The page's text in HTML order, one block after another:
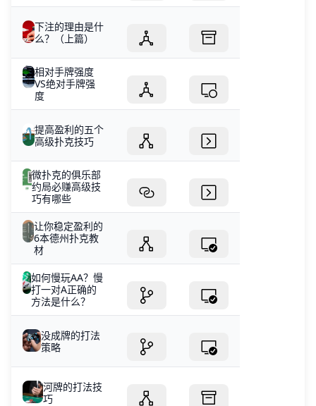
下注的理由是什
么？（上篇）
相对手牌强度
VS绝对手牌强
度
提高盈利的五个
高级扑克技巧
微扑克的俱乐部
约局必赚高级技
巧有哪些
让你稳定盈利的
6本德州扑克教
材
如何慢玩AA？慢
打一对A正确的
方法是什么？
没成牌的打法
策略
河牌的打法技
巧